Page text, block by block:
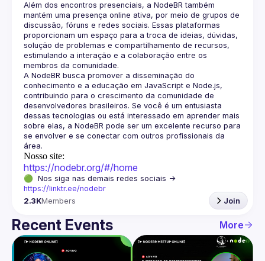
Além dos encontros presenciais, a NodeBR também
mantém uma presença online ativa, por meio de grupos de
discussão, fóruns e redes sociais. Essas plataformas
proporcionam um espaço para a troca de ideias, dúvidas,
solução de problemas e compartilhamento de recursos,
estimulando a interação e a colaboração entre os
A NodeBR busca promover a disseminação do
conhecimento e a educação em JavaScript e Node.js,
contribuindo para o crescimento da comunidade de
desenvolvedores brasileiros. Se você é um entusiasta
dessas tecnologias ou está interessado em aprender mais
sobre elas, a NodeBR pode ser um excelente recurso para
se envolver e se conectar com outros profissionais da
Nosso site:
https://nodebr.org/#/home
https://linktr.ee/nodebr
2.3KMembers Join
Recent Events More